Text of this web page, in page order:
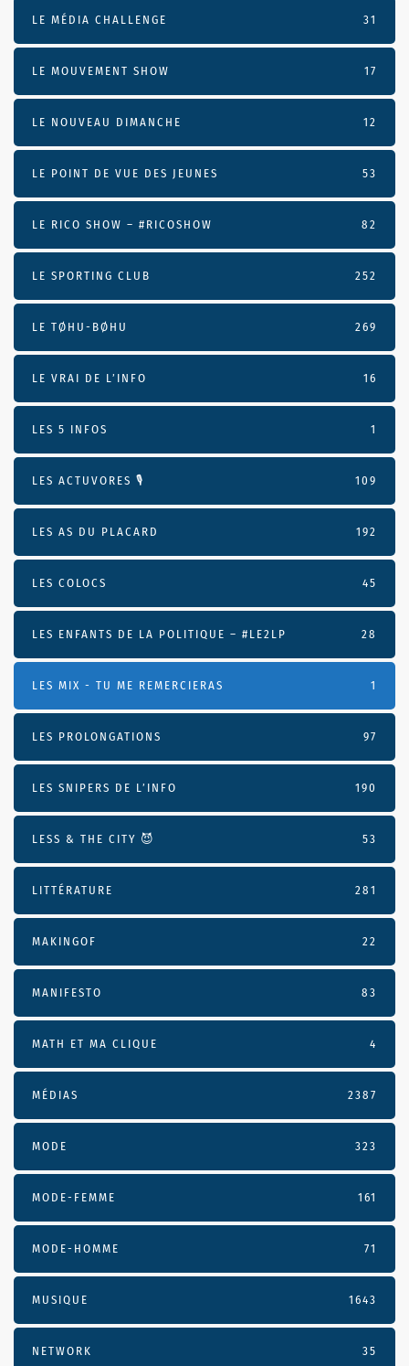
LE MÉDIA CHALLENGE 31
LE MOUVEMENT SHOW 17
LE NOUVEAU DIMANCHE 12
LE POINT DE VUE DES JEUNES 53
LE RICO SHOW – #RICOSHOW 82
LE SPORTING CLUB 252
LE TØHU-BØHU 269
LE VRAI DE L’INFO 16
LES 5 INFOS 1
LES ACTUVORES 🎙 109
LES AS DU PLACARD 192
LES COLOCS 45
LES ENFANTS DE LA POLITIQUE – #LE2LP 28
LES MIX - TU ME REMERCIERAS 1
LES PROLONGATIONS 97
LES SNIPERS DE L’INFO 190
LESS & THE CITY 😈 53
LITTÉRATURE 281
MAKINGOF 22
MANIFESTO 83
MATH ET MA CLIQUE 4
MÉDIAS 2387
MODE 323
MODE-FEMME 161
MODE-HOMME 71
MUSIQUE 1643
NETWORK 35